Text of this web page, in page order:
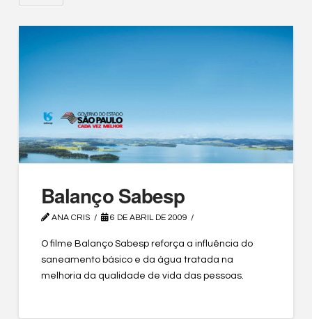
Balanço Sabesp
ANA CRIS 6 DE ABRIL DE 2009
O filme Balanço Sabesp reforça a influência do
saneamento básico e da água tratada na
melhoria da qualidade de vida das pessoas.